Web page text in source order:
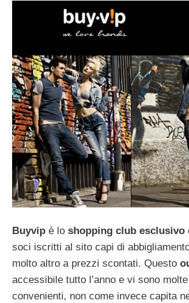
Buyvip è lo shopping club esclusivo
soci iscritti al sito capi di
molto altro a prezzi scontati. Questo
accessibile tutto l’anno e vi sono
convenienti, non come invece capita